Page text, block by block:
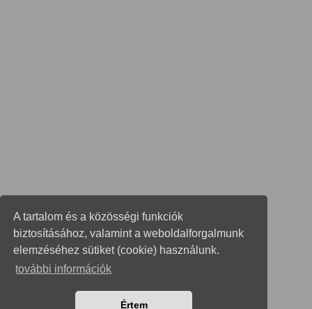
A tartalom és a közösségi funkciók
biztosításához, valamint a weboldalforgalmunk
elemzéséhez sütiket (cookie) használunk.
további információk
Értem